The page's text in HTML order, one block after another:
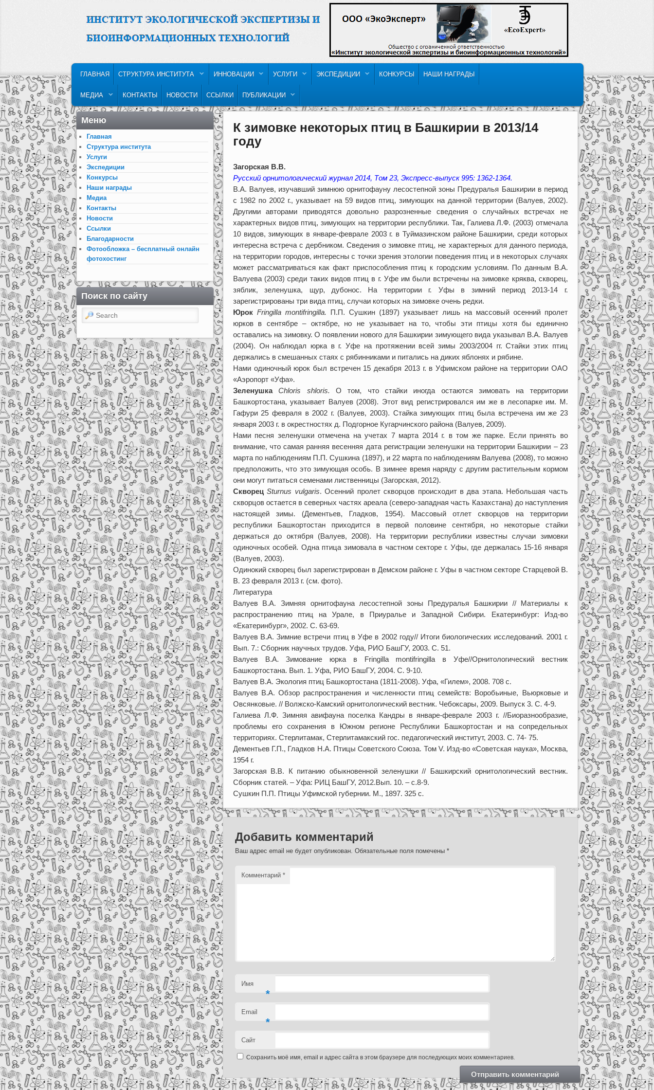
SKIP TO PRIMARY CONTENT
SKIP TO SECONDARY CONTENT
ГЛАВНАЯ СТРУКТУРА ИНСТИТУТА ИННОВАЦИИ УСЛУГИ ЭКСПЕДИЦИИ КОНКУРСЫ НАШИ НАГРАДЫ
МЕДИА КОНТАКТЫ НОВОСТИ ССЫЛКИ ПУБЛИКАЦИИ
К зимовке некоторых птиц в Башкирии в 2013/14
году
Загорская В.В.
Русский орнитологический журнал 2014, Том 23, Экспресс-выпуск 995: 1362-1364.
В.А. Валуев, изучавший зимнюю орнитофауну лесостепной зоны Предуралья Башкирии в период
с 1982 по 2002 г., указывает на 59 видов птиц, зимующих на данной территории (Валуев, 2002).
Другими авторами приводятся довольно разрозненные сведения о случайных встречах не
характерных видов птиц, зимующих на территории республики. Так, Галиева Л.Ф. (2003) отмечала
10 видов, зимующих в январе-феврале 2003 г. в Туймазинском районе Башкирии, среди которых
интересна встреча с дербником. Сведения о зимовке птиц, не характерных для данного периода,
на территории городов, интересны с точки зрения этологии поведения птиц и в некоторых случаях
может рассматриваться как факт приспособления птиц к городским условиям. По данным В.А.
Валуева (2003) среди таких видов птиц в г. Уфе им были встречены на зимовке кряква, скворец,
зяблик, зеленушка, щур, дубонос. На территории г. Уфы в зимний период 2013-14 г.
зарегистрированы три вида птиц, случаи которых на зимовке очень редки.
Юрок Fringilla montifringilla. П.П. Сушкин (1897) указывает лишь на массовый осенний пролет
юрков в сентябре – октябре, но не указывает на то, чтобы эти птицы хотя бы единично
оставались на зимовку. О появлении нового для Башкирии зимующего вида указывал В.А. Валуев
(2004). Он наблюдал юрка в г. Уфе на протяжении всей зимы 2003/2004 гг. Стайки этих птиц
держались в смешанных стаях с рябинниками и питались на диких яблонях и рябине.
Нами одиночный юрок был встречен 15 декабря 2013 г. в Уфимском районе на территории ОАО
«Аэропорт «Уфа».
Зеленушка
Chloris shloris. О том, что стайки иногда остаются зимовать на территории
Башкортостана, указывает Валуев (2008). Этот вид регистрировался им же в лесопарке им. М.
Гафури 25 февраля в 2002 г. (Валуев, 2003). Стайка зимующих птиц была встречена им же 23
января 2003 г. в окрестностях д. Подгорное Кугарчинского района (Валуев, 2009).
Нами песня зеленушки отмечена на учетах 7 марта 2014 г. в том же парке. Если принять во
внимание, что самая ранняя весенняя дата регистрации зеленушки на территории Башкирии – 23
марта по наблюдениям П.П. Сушкина (1897), и 22 марта по наблюдениям Валуева (2008), то можно
предположить, что это зимующая особь. В зимнее время наряду с другим растительным кормом
они могут питаться семенами лиственницы (Загорская, 2012).
Скворец Sturnus vulgaris. Осенний пролет скворцов происходит в два этапа. Небольшая часть
скворцов остается в северных частях ареала (северо-западная часть Казахстана) до наступления
настоящей зимы. (Дементьев, Гладков, 1954). Массовый отлет скворцов на территории
республики Башкортостан приходится в первой половине сентября, но некоторые стайки
держаться до октября (Валуев, 2008). На территории республики известны случаи зимовки
одиночных особей. Одна птица зимовала в частном секторе г. Уфы, где держалась 15-16 января
(Валуев, 2003).
Одинокий скворец был зарегистрирован в Демском районе г. Уфы в частном секторе Старцевой В.
В. 23 февраля 2013 г. (см. фото).
Литература
Валуев В.А. Зимняя орнитофауна лесостепной зоны Предуралья Башкирии // Материалы к
распространению птиц на Урале, в Приуралье и Западной Сибири. Екатеринбург: Изд-во
«Екатеринбург», 2002. С. 63-69.
Валуев В.А. Зимние встречи птиц в Уфе в 2002 году// Итоги биологических исследований. 2001 г.
Вып. 7.: Сборник научных трудов. Уфа, РИО БашГУ, 2003. С. 51.
Валуев В.А. Зимование юрка в Fringilla montifringilla в Уфе//Орнитологический вестник
Башкортостана. Вып. 1. Уфа, РИО БашГУ, 2004. С. 9-10.
Валуев В.А. Экология птиц Башкортостана (1811-2008). Уфа, «Гилем», 2008. 708 с.
Валуев В.А. Обзор распространения и численности птиц семейств: Воробьиные, Вьюрковые и
Овсянковые. // Волжско-Камский орнитологический вестник. Чебоксары, 2009. Выпуск 3. С. 4-9.
Галиева Л.Ф. Зимняя авифауна поселка Кандры в январе-феврале 2003 г. //Биоразнообразие,
проблемы его сохранения в Южном регионе Республики Башкортостан и на сопредельных
территориях. Стерлитамак, Стерлитамакский гос. педагогический институт, 2003. С. 74- 75.
Дементьев Г.П., Гладков Н.А. Птицы Советского Союза. Том V. Изд-во «Советская наука», Москва,
1954 г.
Загорская В.В. К питанию обыкновенной зеленушки // Башкирский орнитологический вестник.
Сборник статей. – Уфа: РИЦ БашГУ, 2012.Вып. 10. – с.8-9.
Сушкин П.П. Птицы Уфимской губернии. М., 1897. 325 с.
Добавить комментарий
Ваш адрес email не будет опубликован. Обязательные поля помечены*
Комментарий*
Имя
*
Email
*
Сайт
Сохранить моё имя, email и адрес сайта в этом браузере для последующих моих комментариев.
Меню
Главная
Структура института
Услуги
Экспедиции
Конкурсы
Наши награды
Медиа
Контакты
Новости
Ссылки
Благодарности
Фотообложка – бесплатный онлайн
фотохостинг
Поиск по сайту
Search